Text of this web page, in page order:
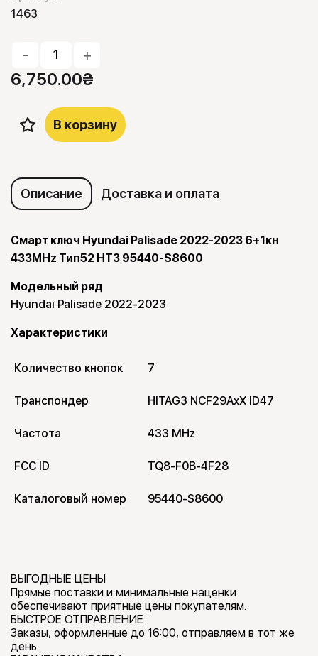
1463
- +
6,750.00₴
В корзину
Описание Доставка и оплата
Смарт ключ Hyundai Palisade 2022-2023 6+1кн
433MHz Тип52 HT3 95440-S8600
Модельный ряд
Hyundai Palisade 2022-2023
Характеристики
Количество кнопок 7
Транспондер HITAG3 NCF29AxX ID47
Частота 433 MHz
FCC ID TQ8-F0B-4F28
Каталоговый номер 95440-S8600
ВЫГОДНЫЕ ЦЕНЫ
Прямые поставки и минимальные наценки
обеспечивают приятные цены покупателям.
БЫСТРОЕ ОТПРАВЛЕНИЕ
Заказы, оформленные до 16:00, отправляем в тот же
день.